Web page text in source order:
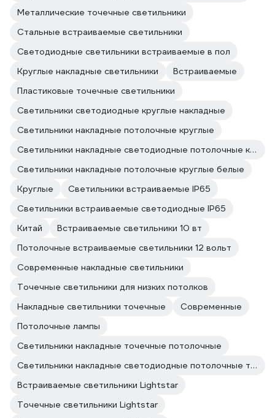
Металлические точечные светильники
Стальные встраиваемые светильники
Светодиодные светильники встраиваемые в пол
Круглые накладные светильники
Встраиваемые
Пластиковые точечные светильники
Светильники светодиодные круглые накладные
Светильники накладные потолочные круглые
Светильники накладные светодиодные потолочные круглые
Светильники накладные потолочные круглые белые
Круглые
Светильники встраиваемые IP65
Светильники встраиваемые светодиодные IP65
Китай
Встраиваемые светильники 10 вт
Потолочные встраиваемые светильники 12 вольт
Современные накладные светильники
Точечные светильники для низких потолков
Накладные светильники точечные
Современные
Потолочные лампы
Светильники накладные точечные потолочные
Светильники накладные светодиодные потолочные точечные
Встраиваемые светильники Lightstar
Точечные светильники Lightstar